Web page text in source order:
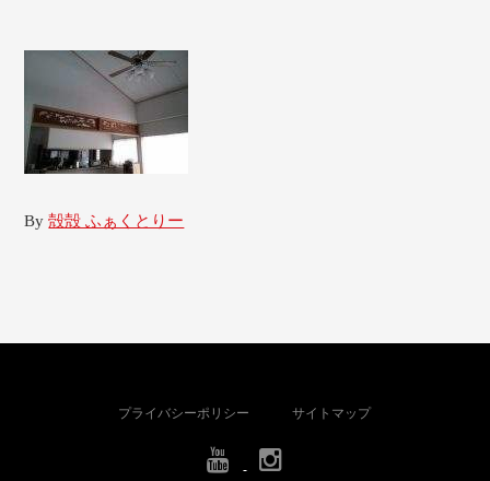
By殻殻 ふぁくとりー
プライバシーポリシー サイトマップ